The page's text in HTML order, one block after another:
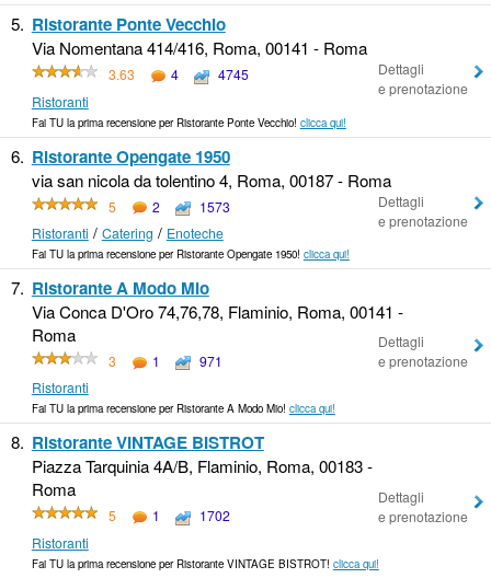
5. Ristorante Ponte Vecchio
Via Nomentana 414/416, Roma, 00141 - Roma
3.63 4
4745
Ristoranti
Dettagli
e prenotazione
Fai TU la prima recensione per Ristorante Ponte Vecchio! clicca qui!
6. Ristorante Opengate 1950
via san nicola da tolentino 4, Roma, 00187 - Roma
5 2
1573
Ristoranti / Catering / Enoteche
Dettagli
e prenotazione
Fai TU la prima recensione per Ristorante Opengate 1950! clicca qui!
7. Ristorante A Modo Mio
Via Conca D'Oro 74,76,78, Flaminio, Roma, 00141 -
Roma
3 1
971
Ristoranti
Dettagli
e prenotazione
Fai TU la prima recensione per Ristorante A Modo Mio! clicca qui!
8. Ristorante VINTAGE BISTROT
Piazza Tarquinia 4A/B, Flaminio, Roma, 00183 -
Roma
5 1
1702
Ristoranti
Dettagli
e prenotazione
Fai TU la prima recensione per Ristorante VINTAGE BISTROT! clicca qui!